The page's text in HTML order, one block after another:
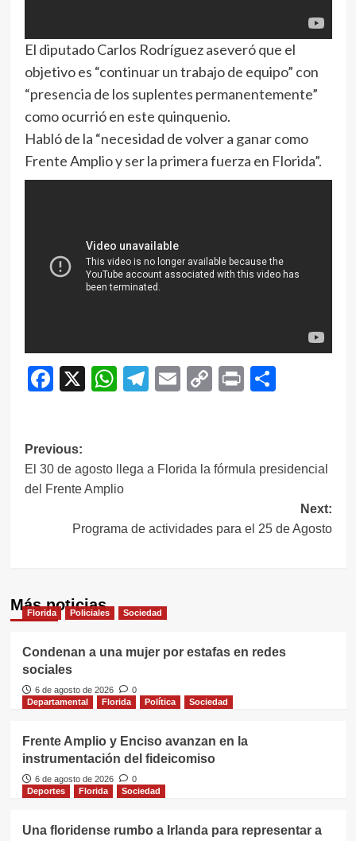
El diputado Carlos Rodríguez aseveró que el
objetivo es “continuar un trabajo de equipo” con
“presencia de los suplentes permanentemente”
como ocurrió en este quinquenio.
Habló de la “necesidad de volver a ganar como
Frente Amplio y ser la primera fuerza en Florida”.
Facebook
X WhatsApp
Telegram
EmailCopy
Print
Navegación
de
entradas
Previous:
El 30 de agosto llega a Florida la fórmula presidencial
del Frente Amplio
Next:
Programa de actividades para el 25 de Agosto
Más noticias
Florida Policiales Sociedad
Condenan a una mujer por estafas en redes
sociales
6 de agosto de 2026
0
Departamental
Florida Política Sociedad
Frente Amplio y Enciso avanzan en la
instrumentación del fideicomiso
6 de agosto de 2026
0
Deportes
Florida Sociedad
Una floridense rumbo a Irlanda para representar a